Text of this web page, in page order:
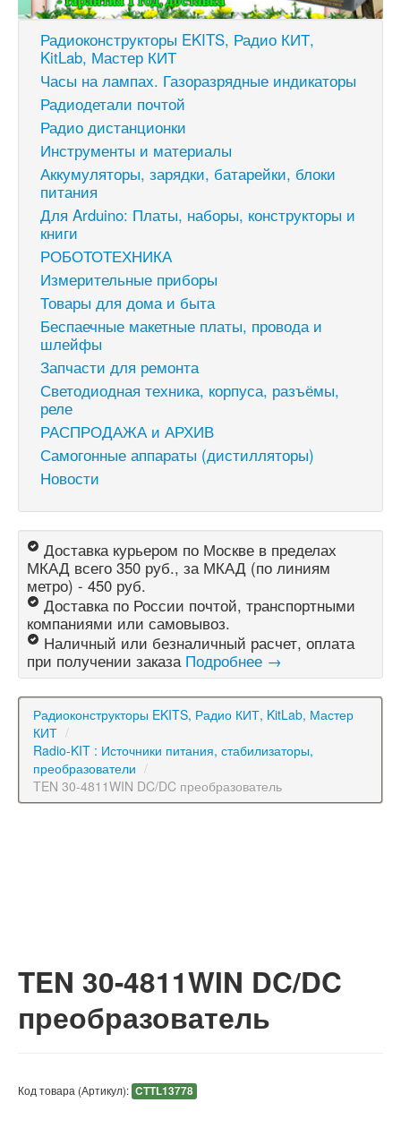
Радиоконструкторы EKITS, Радио КИТ,
KitLab, Мастер КИТ
Часы на лампах. Газоразрядные индикаторы
Радиодетали почтой
Радио дистанционки
Инструменты и материалы
Аккумуляторы, зарядки, батарейки, блоки
питания
Для Arduino: Платы, наборы, конструкторы и
книги
РОБОТОТЕХНИКА
Измерительные приборы
Товары для дома и быта
Беспаечные макетные платы, провода и
шлейфы
Запчасти для ремонта
Светодиодная техника, корпуса, разъёмы,
реле
РАСПРОДАЖА и АРХИВ
Самогонные аппараты (дистилляторы)
Новости
Доставка курьером по Москве в пределах
МКАД всего 350 руб., за МКАД (по линиям
метро) - 450 руб.
Доставка по России почтой, транспортными
компаниями или самовывоз.
Наличный или безналичный расчет, оплата
при получении заказа Подробнее →
Радиоконструкторы EKITS, Радио КИТ, KitLab, Мастер
КИТ /
Radio-KIT : Источники питания, стабилизаторы,
преобразователи /
TEN 30-4811WIN DC/DC преобразователь
TEN 30-4811WIN DC/DC
преобразователь
Код товара (Артикул): CTTL13778